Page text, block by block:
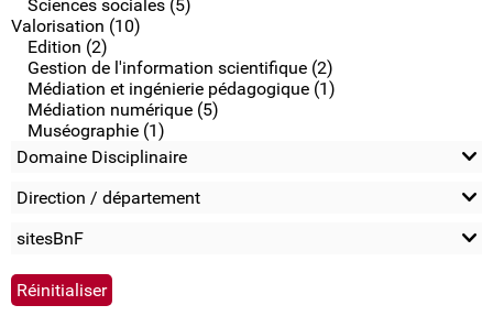
Sciences sociales (5)
Valorisation (10)
Edition (2)
Gestion de l'information scientifique (2)
Médiation et ingénierie pédagogique (1)
Médiation numérique (5)
Muséographie (1)
Domaine Disciplinaire
Direction / département
sitesBnF